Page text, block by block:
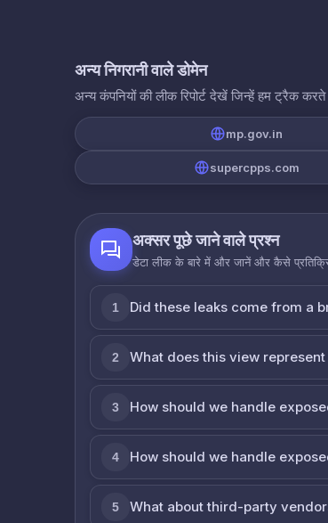
अन्य निगरानी वाले डोमेन
अन्य कंपनियों की लीक रिपोर्ट देखें जिन्हें हम ट्रैक
mp.gov.in
supercpps.com
अक्सर पूछे जाने वाले प्रश्न
डेटा लीक के बारे में और जानें और कैसे
1 Did these leaks come from a
2 What does this view
3 How should we handle
4 How should we handle
5 What about third-party